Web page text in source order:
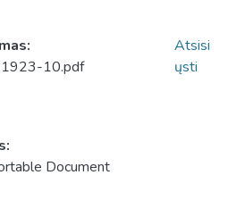
10.pdf
Document
Atsisi
ųsti